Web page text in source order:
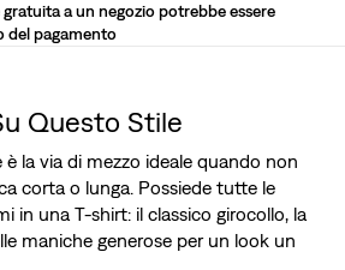
a un negozio potrebbe essere
del pagamento
Questo Stile
è la via di mezzo ideale quando non
corta o lunga. Possiede tutte le
in una T-shirt: il classico girocollo, la
maniche generose per un look un